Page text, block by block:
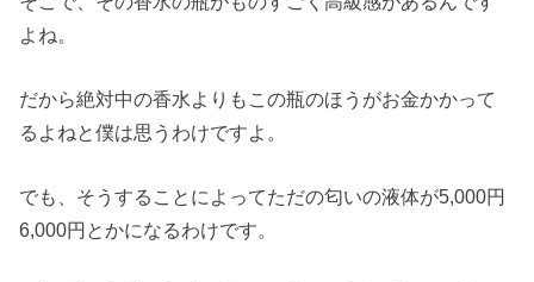
よね。
だから絶対中の香水よりもこの瓶のほうがお金かかって
るよねと僕は思うわけですよ。
でも、そうすることによってただの匂いの液体が5,000円
6,000円とかになるわけです。